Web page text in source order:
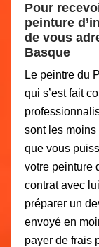
Pour
peinture
de vous
Basque
Le peintre du
qui s’est fait
sont les
que vous
votre peinture
contrat avec
préparer un
envoyé en
payer de frais